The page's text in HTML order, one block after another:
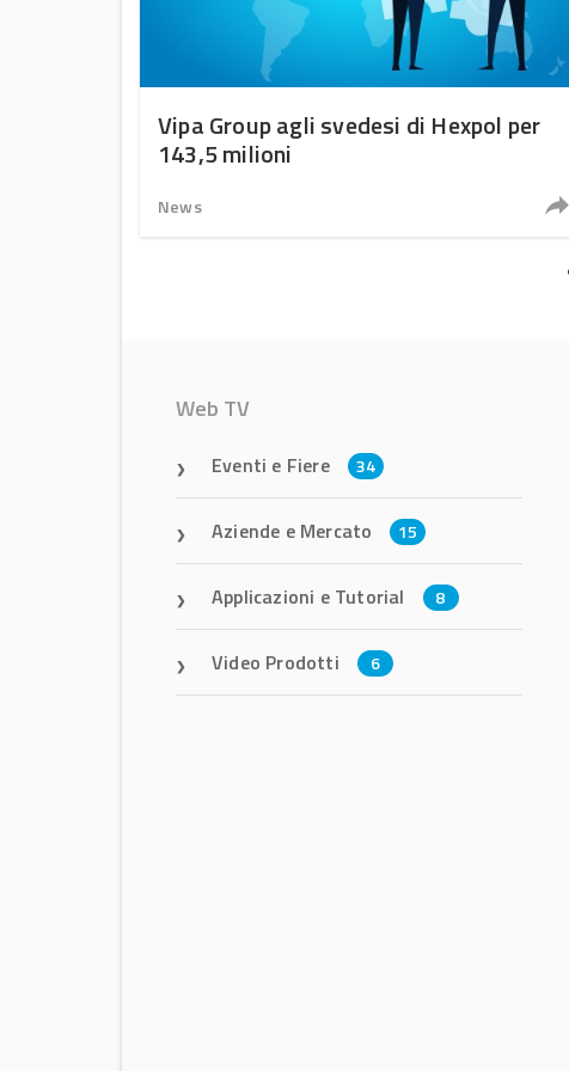
Vipa Group agli svedesi di Hexpol per
143,5 milioni
News
Web TV
Eventi e Fiere 34
Aziende e Mercato 15
Applicazioni e Tutorial 8
Video Prodotti 6